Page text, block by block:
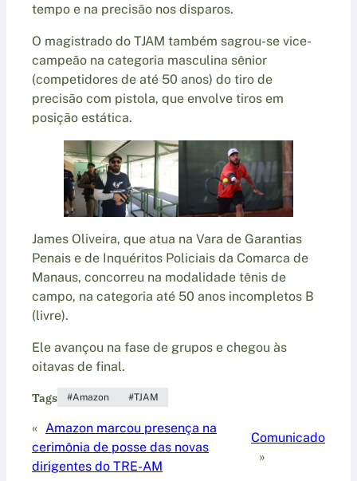
tempo e na precisão nos disparos.
O magistrado do TJAM também sagrou-se vice-
campeão na categoria masculina sênior
(competidores de até 50 anos) do tiro de
precisão com pistola, que envolve tiros em
posição estática.
James Oliveira, que atua na Vara de Garantias
Penais e de Inquéritos Policiais da Comarca de
Manaus, concorreu na modalidade tênis de
campo, na categoria até 50 anos incompletos B
(livre).
Ele avançou na fase de grupos e chegou às
oitavas de final.
Tags Amazon TJAM
« Amazon marcou presença na
cerimônia de posse das novas
dirigentes do TRE-AM
Comunicado
»